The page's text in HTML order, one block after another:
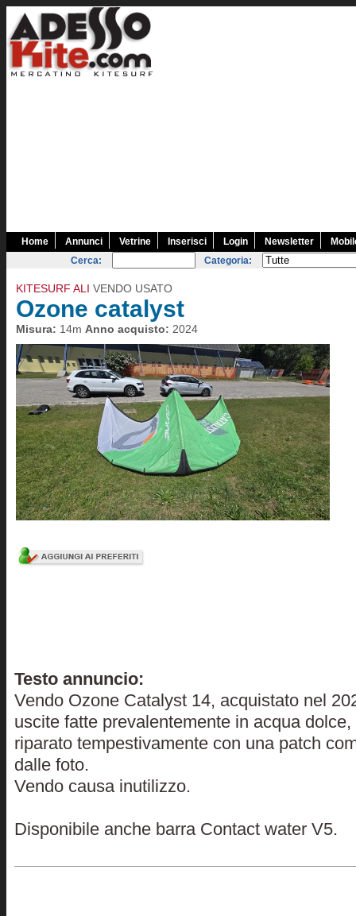
Home Annunci Vetrine Inserisci Login Newsletter
Cerca:
Categoria:
KITESURF ALI VENDO USATO
Ozone catalyst
Misura: 14m Anno acquisto: 2024
Testo annuncio:
Vendo Ozone Catalyst 14, acquistato nel
uscite fatte prevalentemente in acqua
riparato tempestivamente con una patch
dalle foto.
Vendo causa inutilizzo.
Disponibile anche barra Contact water V5.